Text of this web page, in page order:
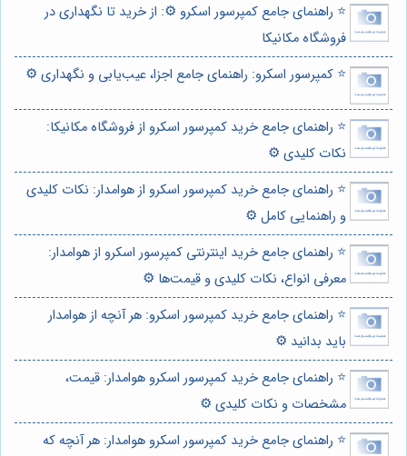
⭐️ راهنمای جامع کمپرسور اسکرو ⚙️: از خرید تا نگهداری در
فروشگاه مکانیکا
⭐️ کمپرسور اسکرو: راهنمای جامع اجزا، عیب‌یابی و نگهداری ⚙️
⭐️ راهنمای جامع خرید کمپرسور اسکرو از فروشگاه مکانیکا:
نکات کلیدی ⚙️
⭐️ راهنمای جامع خرید کمپرسور اسکرو از هوامدار: نکات کلیدی
و راهنمایی کامل ⚙️
⭐️ راهنمای جامع خرید اینترنتی کمپرسور اسکرو از هوامدار:
معرفی انواع، نکات کلیدی و قیمت‌ها ⚙️
⭐️ راهنمای جامع خرید کمپرسور اسکرو: هر آنچه از هوامدار
باید بدانید ⚙️
⭐️ راهنمای جامع خرید کمپرسور اسکرو هوامدار: قیمت،
مشخصات و نکات کلیدی ⚙️
⭐️ راهنمای جامع خرید کمپرسور اسکرو هوامدار: هر آنچه که